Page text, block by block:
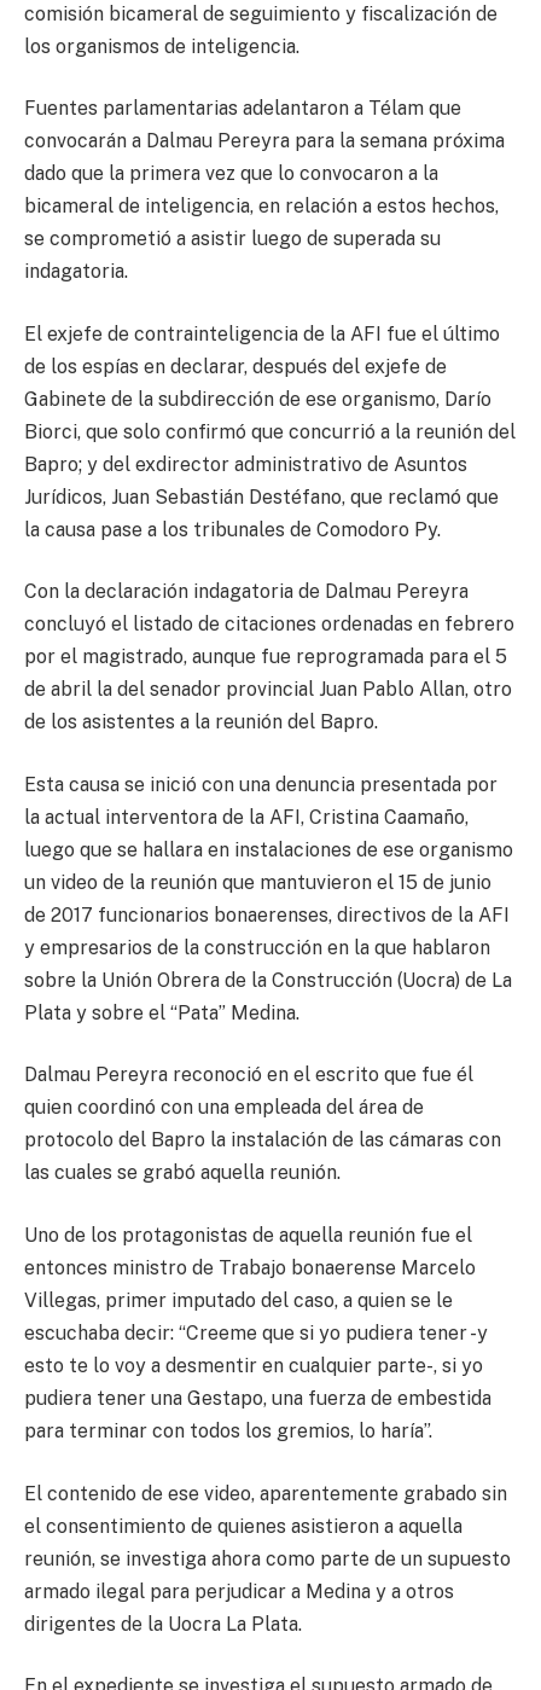
comisión bicameral de seguimiento y fiscalización de
los organismos de inteligencia.
Fuentes parlamentarias adelantaron a Télam que
convocarán a Dalmau Pereyra para la semana próxima
dado que la primera vez que lo convocaron a la
bicameral de inteligencia, en relación a estos hechos,
se comprometió a asistir luego de superada su
indagatoria.
El exjefe de contrainteligencia de la AFI fue el último
de los espías en declarar, después del exjefe de
Gabinete de la subdirección de ese organismo, Darío
Biorci, que solo confirmó que concurrió a la reunión del
Bapro; y del exdirector administrativo de Asuntos
Jurídicos, Juan Sebastián Destéfano, que reclamó que
la causa pase a los tribunales de Comodoro Py.
Con la declaración indagatoria de Dalmau Pereyra
concluyó el listado de citaciones ordenadas en febrero
por el magistrado, aunque fue reprogramada para el 5
de abril la del senador provincial Juan Pablo Allan, otro
de los asistentes a la reunión del Bapro.
Esta causa se inició con una denuncia presentada por
la actual interventora de la AFI, Cristina Caamaño,
luego que se hallara en instalaciones de ese organismo
un video de la reunión que mantuvieron el 15 de junio
de 2017 funcionarios bonaerenses, directivos de la AFI
y empresarios de la construcción en la que hablaron
sobre la Unión Obrera de la Construcción (Uocra) de La
Plata y sobre el “Pata” Medina.
Dalmau Pereyra reconoció en el escrito que fue él
quien coordinó con una empleada del área de
protocolo del Bapro la instalación de las cámaras con
las cuales se grabó aquella reunión.
Uno de los protagonistas de aquella reunión fue el
entonces ministro de Trabajo bonaerense Marcelo
Villegas, primer imputado del caso, a quien se le
escuchaba decir: “Creeme que si yo pudiera tener -y
esto te lo voy a desmentir en cualquier parte-, si yo
pudiera tener una Gestapo, una fuerza de embestida
para terminar con todos los gremios, lo haría”.
El contenido de ese video, aparentemente grabado sin
el consentimiento de quienes asistieron a aquella
reunión, se investiga ahora como parte de un supuesto
armado ilegal para perjudicar a Medina y a otros
dirigentes de la Uocra La Plata.